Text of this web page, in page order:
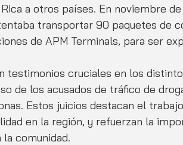
a otros países. En noviembre
transportar 90 paquetes de
de APM Terminals, para ser
testimonios cruciales en los
de los acusados de tráfico de
Estos juicios destacan el
en la región, y refuerzan la
comunidad.